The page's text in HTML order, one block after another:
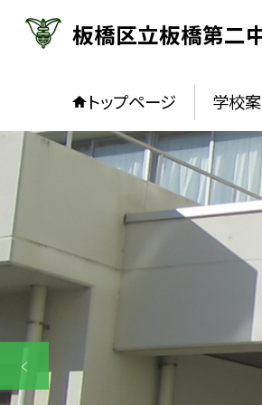
板橋区立板橋第二
トップページ 学校